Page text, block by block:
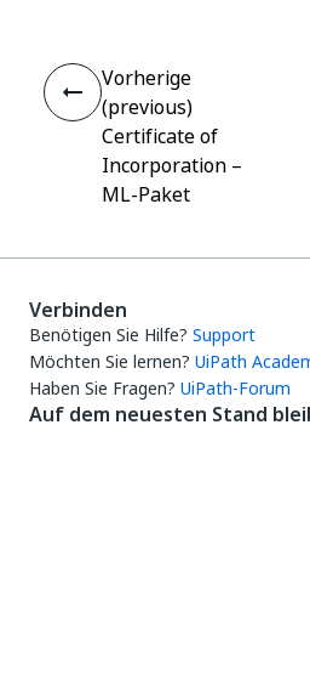
Vorherige
(previous)
Certificate of
Incorporation –
ML-Paket
Verbinden
Benötigen Sie Hilfe? Support
Möchten Sie lernen? UiPath
Haben Sie Fragen? UiPath-Forum
Auf dem neuesten Stand